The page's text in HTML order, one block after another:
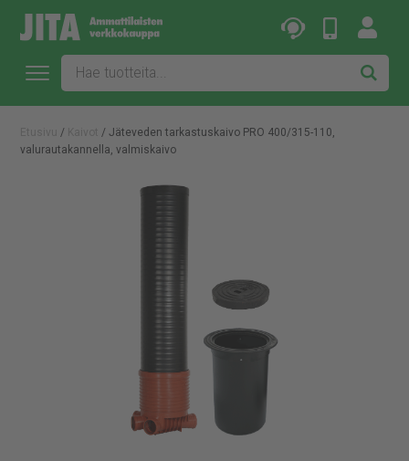
/
/ Jäteveden tarkastuskaivo PRO 400/315-110,
valurautakannella, valmiskaivo